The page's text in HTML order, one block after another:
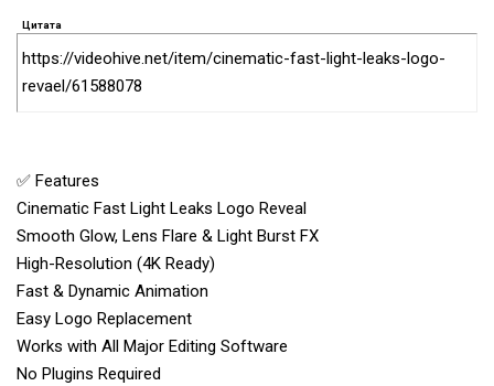
Цитата
https://videohive.net/item/cinematic-fast-light-leaks-logo-
revael/61588078
✅ Features
Cinematic Fast Light Leaks Logo Reveal
Smooth Glow, Lens Flare & Light Burst FX
High-Resolution (4K Ready)
Fast & Dynamic Animation
Easy Logo Replacement
Works with All Major Editing Software
No Plugins Required